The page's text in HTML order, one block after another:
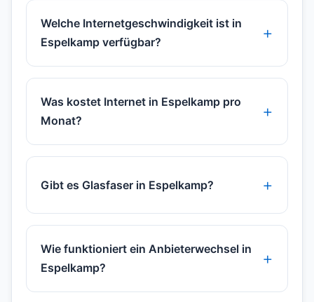
Welche Internetgeschwindigkeit ist in
Espelkamp verfügbar?
Was kostet Internet in Espelkamp pro
Monat?
Gibt es Glasfaser in Espelkamp?
Wie funktioniert ein Anbieterwechsel in
Espelkamp?